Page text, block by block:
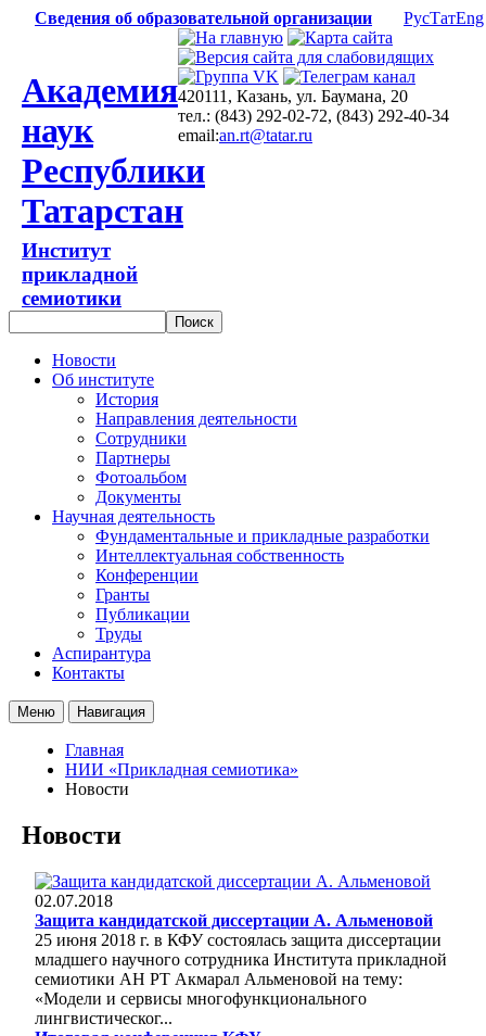
Сведения об образовательной организации РусТатEng
Академия
наук
Республики
Татарстан
Институт
прикладной
семиотики
420111, Казань, ул. Баумана, 20
тел.: (843) 292-02-72, (843) 292-40-34
email:an.rt@tatar.ru
Новости
Об институте
История
Направления деятельности
Сотрудники
Партнеры
Фотоальбом
Документы
Научная деятельность
Фундаментальные и прикладные разработки
Интеллектуальная собственность
Конференции
Гранты
Публикации
Труды
Аспирантура
Контакты
Меню Навигация
Главная
НИИ «Прикладная семиотика»
Новости
Новости
02.07.2018
Защита кандидатской диссертации А. Альменовой
25 июня 2018 г. в КФУ состоялась защита диссертации
младшего научного сотрудника Института прикладной
семиотики АН РТ Акмарал Альменовой на тему:
«Модели и сервисы многофункционального
лингвистическог...